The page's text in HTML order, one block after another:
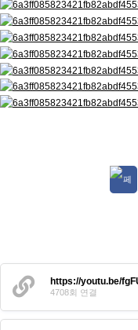
https://youtu.be/
4708회 연결